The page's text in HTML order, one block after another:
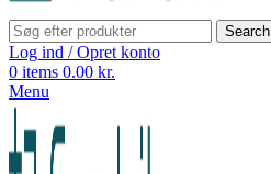
Search
Log ind / Opret konto
0 items 0.00 kr.
Menu